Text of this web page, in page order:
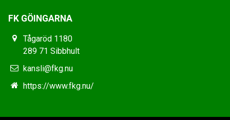
FK GÖINGARNA
Tågaröd 1180
289 71 Sibbhult
kansli@fkg.nu
https://www.fkg.nu/